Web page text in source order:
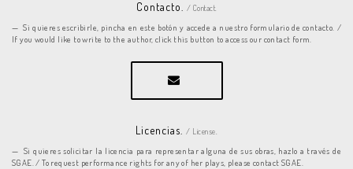
Contacto. / Contact.
Si quieres escribirle, pincha en este botón y accede a nuestro formulario de contacto. /
If you would like to write to the author, click this button to access our contact form.
Licencias. / License.
Si quieres solicitar la licencia para representar alguna de sus obras, hazlo a través de
SGAE. / To request performance rights for any of her plays, please contact SGAE.